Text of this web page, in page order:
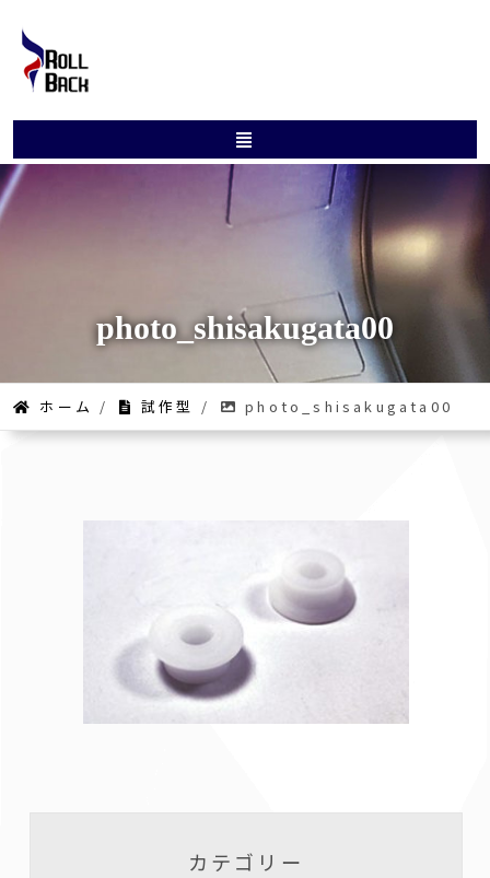
photo_shisakugata00
ホーム / 試作型 / photo_shisakugata00
カテゴリー